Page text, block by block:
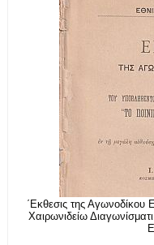
΄Εκθεσις της Αγωνοδίκου
Χαιρωνιδείω